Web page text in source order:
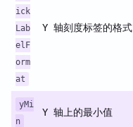
ick
Lab
elF
orm
at
Y 轴刻度标签的格式
yMi
n
Y 轴上的最小值